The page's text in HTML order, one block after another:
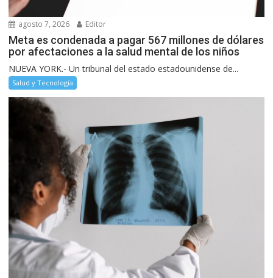
agosto 7, 2026 Editor
Meta es condenada a pagar 567 millones de dólares
por afectaciones a la salud mental de los niños
NUEVA YORK.- Un tribunal del estado estadounidense de...
Salud y Tecnología